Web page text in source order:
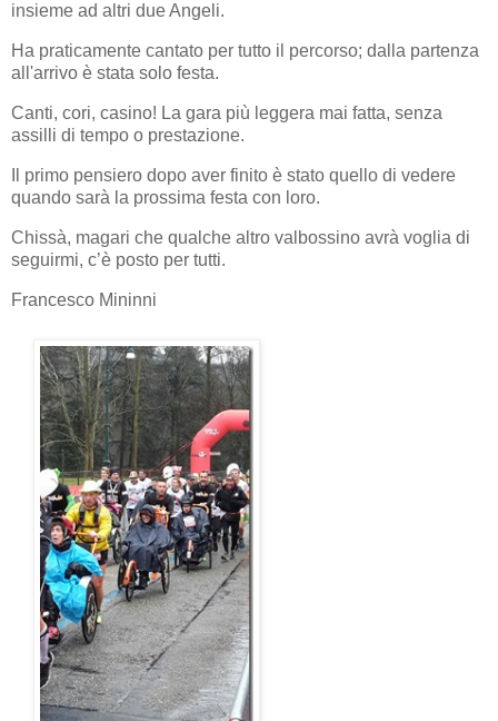
insieme ad altri due Angeli.
Ha praticamente cantato per tutto il percorso; dalla partenza
all'arrivo è stata solo festa.
Canti, cori, casino! La gara più leggera mai fatta, senza
assilli di tempo o prestazione.
Il primo pensiero dopo aver finito è stato quello di vedere
quando sarà la prossima festa con loro.
Chissà, magari che qualche altro valbossino avrà voglia di
seguirmi, c’è posto per tutti.
Francesco Mininni